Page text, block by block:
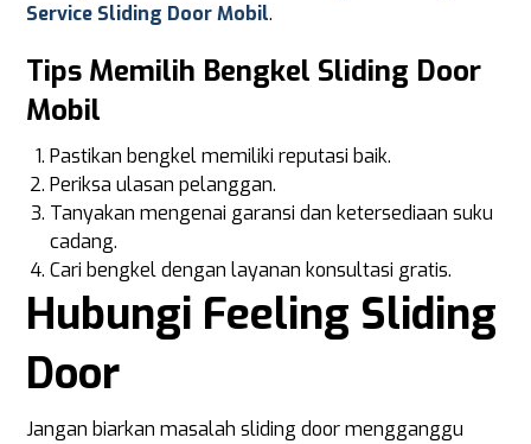
Service Sliding Door Mobil.
Tips Memilih Bengkel Sliding Door
Mobil
Pastikan bengkel memiliki reputasi baik.
Periksa ulasan pelanggan.
Tanyakan mengenai garansi dan ketersediaan suku
cadang.
Cari bengkel dengan layanan konsultasi gratis.
Hubungi Feeling Sliding
Door
Jangan biarkan masalah sliding door mengganggu